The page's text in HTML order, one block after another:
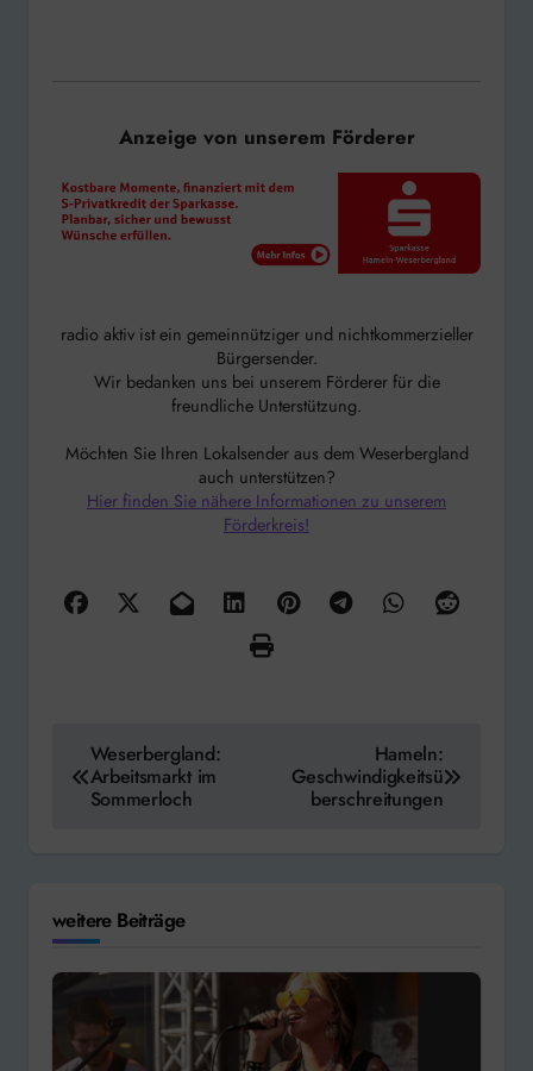
Anzeige von unserem Förderer
radio aktiv ist ein gemeinnütziger und nichtkommerzieller
Bürgersender.
Wir bedanken uns bei unserem Förderer für die
freundliche Unterstützung.
Möchten Sie Ihren Lokalsender aus dem Weserbergland
auch unterstützen?
Hier finden Sie nähere Informationen zu unserem
Förderkreis!
Beitragsnavigation
Weserbergland:
Arbeitsmarkt im
Sommerloch
Hameln:
Geschwindigkeitsü
berschreitungen
weitere Beiträge